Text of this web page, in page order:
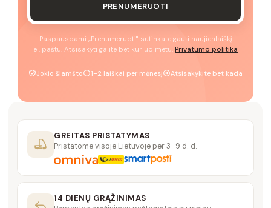
PRENUMERUOTI
Paspausdami „Prenumeruoti" sutinkate gauti naujienlaiškį
el. paštu. Atsisakyti galite bet kuriuo metu. Privatumo politika
Jokio šlamšto 1–2 laiškai per mėnesį Atsisakykite bet kada
GREITAS PRISTATYMAS
Pristatome visoje Lietuvoje per 3–9 d. d.
14 DIENŲ GRĄŽINIMAS